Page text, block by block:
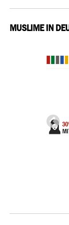
MUSLIME IN